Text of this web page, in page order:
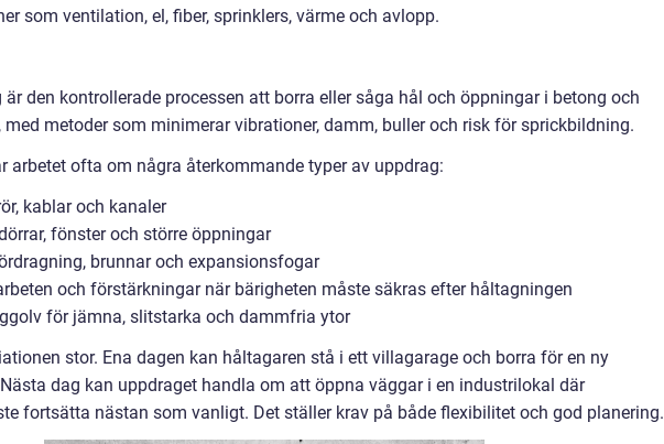
som ventilation, el, fiber, sprinklers, värme och avlopp.
den kontrollerade processen att borra eller såga hål och öppningar i betong och
metoder som minimerar vibrationer, damm, buller och risk för sprickbildning.
arbetet ofta om några återkommande typer av uppdrag:
kablar och kanaler
fönster och större öppningar
brunnar och expansionsfogar
och förstärkningar när bärigheten måste säkras efter håltagningen
för jämna, slitstarka och dammfria ytor
stor. Ena dagen kan håltagaren stå i ett villagarage och borra för en ny
dag kan uppdraget handla om att öppna väggar i en industrilokal där
fortsätta nästan som vanligt. Det ställer krav på både flexibilitet och god planering.